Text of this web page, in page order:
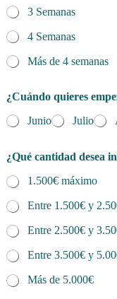
3 Semanas
4 Semanas
Más de 4 semanas
¿Cuándo quieres
Junio
Julio
¿Qué cantidad desea
1.500€ máximo
Entre 1.500€ y
Entre 2.500€ y
Entre 3.500€ y
Más de 5.000€